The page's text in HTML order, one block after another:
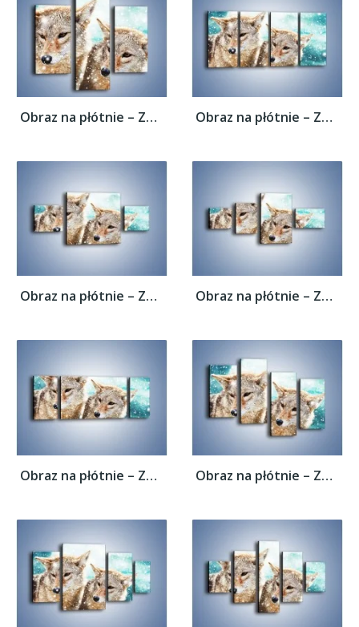
Obraz na płótnie – Zaciekawione wilki w... Obraz na płótnie – Zaciekawione wilki w...
Obraz na płótnie – Zaciekawione wilki w... Obraz na płótnie – Zaciekawione wilki w...
Obraz na płótnie – Zaciekawione wilki w... Obraz na płótnie – Zaciekawione wilki w...